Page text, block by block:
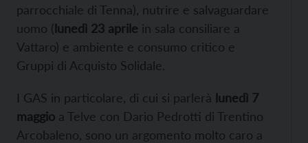
parrocchiale di Tenna), nutrire e salvaguardare
uomo (lunedì 23 aprile in sala consiliare a
Vattaro) e ambiente e consumo critico e
Gruppi di Acquisto Solidale.
I GAS in particolare, di cui si parlerà lunedì 7
maggio a Telve con Dario Pedrotti di Trentino
Arcobaleno, sono un argomento molto caro a